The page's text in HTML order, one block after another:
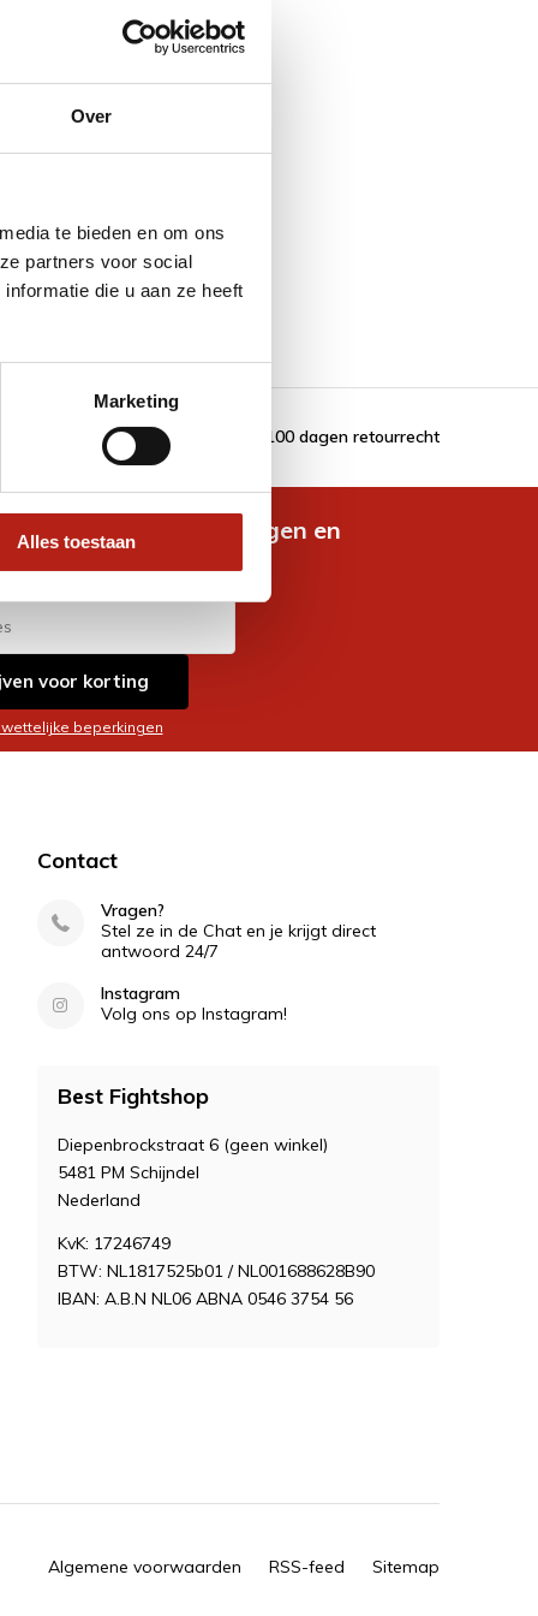
Over
te bieden en om ons
partners voor social
die u aan ze heeft
Marketing
Alles toestaan
100 dagen retourrecht
nieuwste aanbiedingen en
voor korting
beperkingen
Contact
Vragen?
Stel ze in de Chat en je krijgt direct
antwoord 24/7
Instagram
Volg ons op Instagram!
Best Fightshop
Diepenbrockstraat 6 (geen winkel)
5481 PM Schijndel
Nederland
KvK: 17246749
BTW: NL1817525b01 / NL001688628B90
IBAN: A.B.N NL06 ABNA 0546 3754 56
Algemene voorwaarden RSS-feed Sitemap